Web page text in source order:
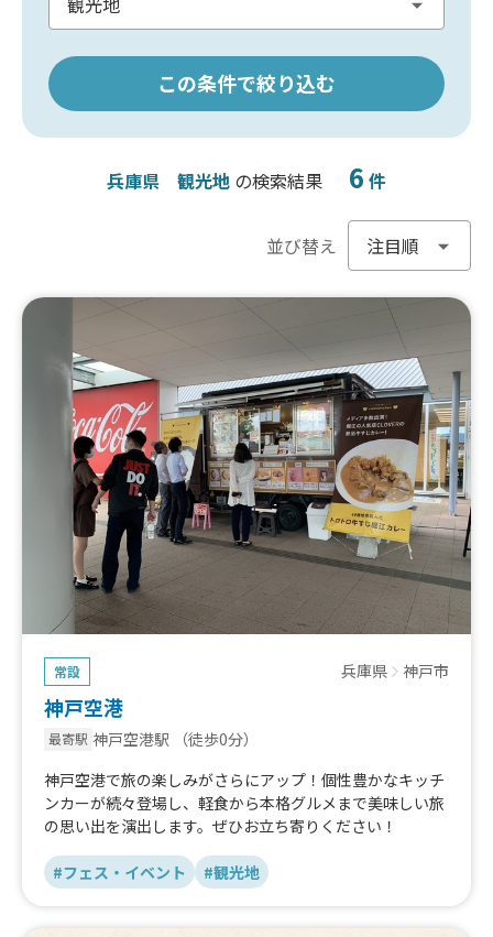
この条件で絞り込む
兵庫県 観光地 の検索結果 6 件
並び替え
常設 兵庫県 神戸市
神戸空港
最寄駅 神戸空港駅
（徒歩0分）
神戸空港で旅の楽しみがさらにアップ！個性豊かなキッチ
ンカーが続々登場し、軽食から本格グルメまで美味しい旅
の思い出を演出します。ぜひお立ち寄りください！
#フェス・イベント #観光地